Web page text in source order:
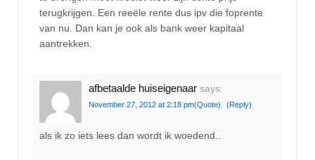
terugkrijgen. Een reeële rente dus ipv die foprente
van nu. Dan kan je ook als bank weer kapitaal
aantrekken.
afbetaalde huiseigenaar says:
November 27, 2012 at 2:18 pm(Quote) (Reply)
als ik zo iets lees dan wordt ik woedend..